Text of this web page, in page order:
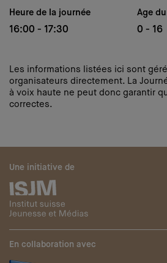
Heure de la journée
16:00 - 17:30
Age
0 - 16
Les informations listées ici sont
organisateurs directement. La
à voix haute ne peut donc garantir
correctes.
Une initiative de
En collaboration avec